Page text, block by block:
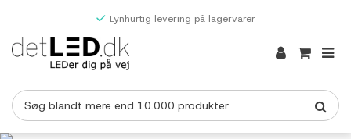
Lynhurtig levering på lagervarer